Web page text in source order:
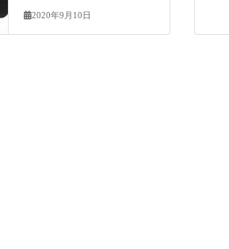
2020年9月10日